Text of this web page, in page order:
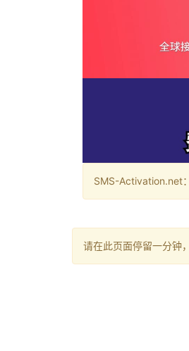
SMS-Activation.net
请在此页面停留一分钟